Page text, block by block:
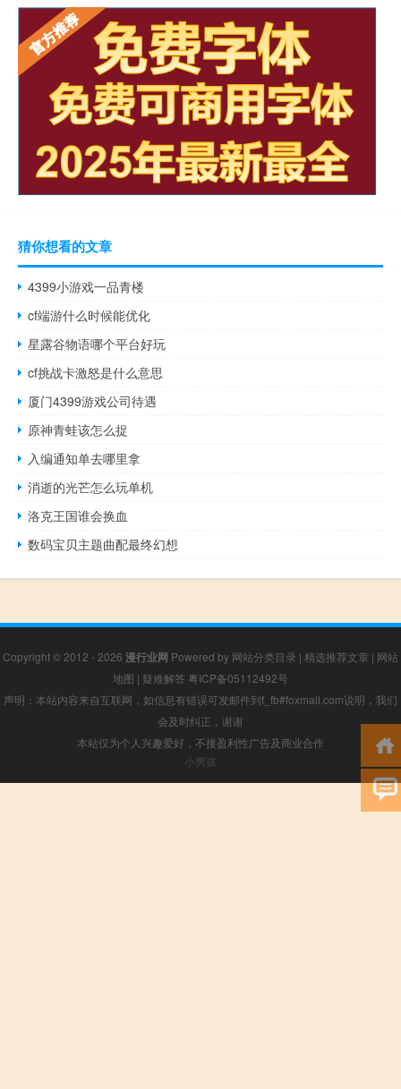
猜你想看的文章
4399小游戏一品青楼
cf端游什么时候能优化
星露谷物语哪个平台好玩
cf挑战卡激怒是什么意思
厦门4399游戏公司待遇
原神青蛙该怎么捉
入编通知单去哪里拿
消逝的光芒怎么玩单机
洛克王国谁会换血
数码宝贝主题曲配最终幻想
Copyright © 2012 - 2026 漫行业网 Powered by 网站分类目录 | 精选推荐文章 | 网站
地图 | 疑难解答 粤ICP备05112492号
声明：本站内容来自互联网，如信息有错误可发邮件到f_fb#foxmail.com说明，我们
会及时纠正，谢谢
本站仅为个人兴趣爱好，不接盈利性广告及商业合作
小男孩